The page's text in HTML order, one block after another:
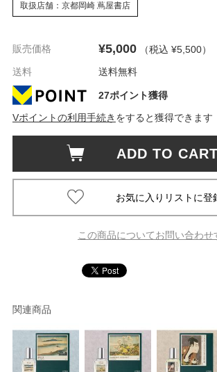
取扱店舗：京都岡崎 蔦屋書店
販売価格 ¥5,000 （税込 ¥5,500）
送料
送料無料
27ポイント獲得
Vポイントの利用手続き をすると獲得できます
ADD TO CART
この商品についてお問い合わせ
関連商品